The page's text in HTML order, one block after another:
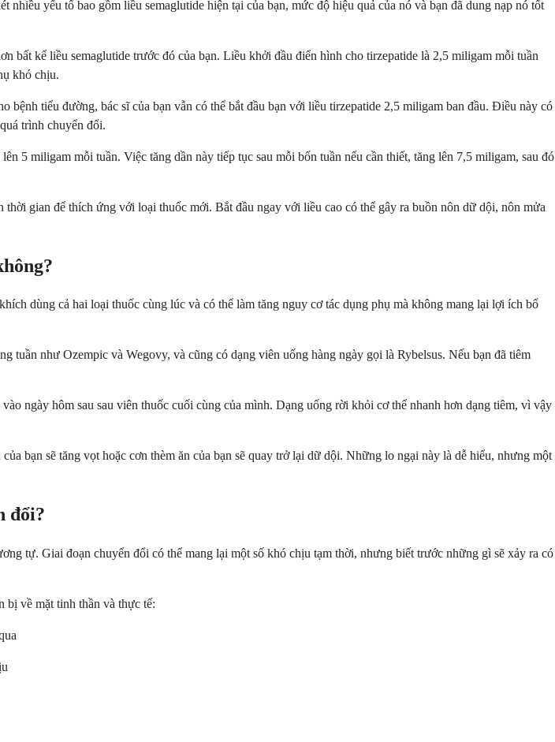
yếu tố bao gồm liều semaglutide hiện tại của bạn, mức độ hiệu quả của nó và bạn đã dung nạp nó tốt
bất kể liều semaglutide trước đó của bạn. Liều khởi đầu điển hình cho tirzepatide là 2,5 miligam mỗi tuần
khó chịu.
tiểu đường, bác sĩ của bạn vẫn có thể bắt đầu bạn với liều tirzepatide 2,5 miligam ban đầu. Điều này có
trình chuyển đổi.
5 miligam mỗi tuần. Việc tăng dần này tiếp tục sau mỗi bốn tuần nếu cần thiết, tăng lên 7,5 miligam, sau đó
gian để thích ứng với loại thuốc mới. Bắt đầu ngay với liều cao có thể gây ra buồn nôn dữ dội, nôn mửa
dùng cả hai loại thuốc cùng lúc và có thể làm tăng nguy cơ tác dụng phụ mà không mang lại lợi ích bổ
tuần như Ozempic và Wegovy, và cũng có dạng viên uống hàng ngày gọi là Rybelsus. Nếu bạn đã tiêm
ngày hôm sau sau viên thuốc cuối cùng của mình. Dạng uống rời khỏi cơ thể nhanh hơn dạng tiêm, vì vậy
bạn sẽ tăng vọt hoặc cơn thèm ăn của bạn sẽ quay trở lại dữ dội. Những lo ngại này là dễ hiểu, nhưng một
đổi?
tự. Giai đoạn chuyển đổi có thể mang lại một số khó chịu tạm thời, nhưng biết trước những gì sẽ xảy ra có
bị về mặt tinh thần và thực tế: